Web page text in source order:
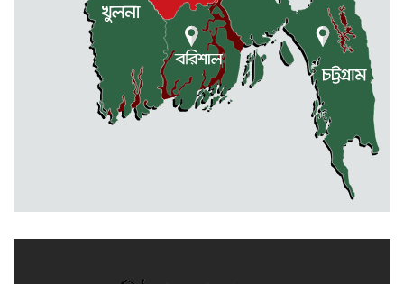
বকেয়া মজুরির দাবিতে শ্রমিকদের
বিক্ষোভ ও মানবন্ধন
একাদশে ভর্তি নিয়ে এলো সিদ্ধান্ত
জুলাই-আগষ্ট আন্দোলনে শহীদদের
স্মরণে : স্পীকারের বৃক্ষরোপণ কর্মসূচি